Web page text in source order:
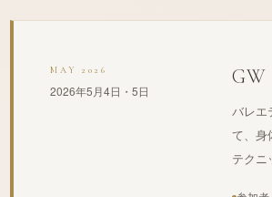
MAY 2026
2026年5月4日・5日
GW
バレエ
て、身
テクニ